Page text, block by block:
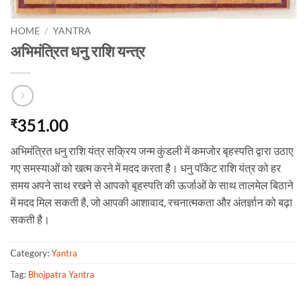
HOME / YANTRA
अभिमंत्रित धनु राशि यन्त्र
₹351.00
अभिमंत्रित धनु राशि यंत्र सक्रिय जन्म कुंडली में कमजोर बृहस्पति द्वारा उठाए
गए समस्याओं को खत्म करने में मदद करता है। धनु पॉकेट राशि यंत्र को हर
समय अपने साथ रखने से आपको बृहस्पति की ऊर्जाओं के साथ तालमेल बिठाने
में मदद मिल सकती है, जो आपकी आशावाद, रचनात्मकता और अंतर्ज्ञान को बढ़ा
सकती है।
Category:Yantra
Tag: Bhojpatra Yantra